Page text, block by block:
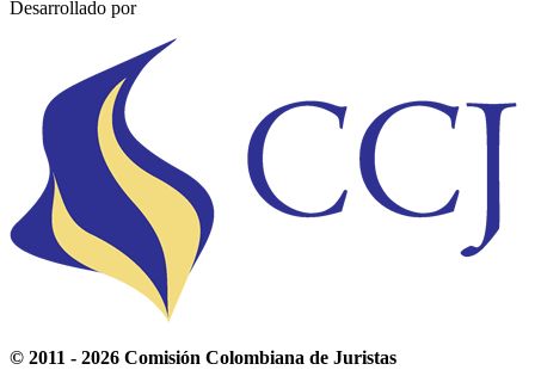
Desarrollado por
© 2011 - 2026 Comisión Colombiana de Juristas